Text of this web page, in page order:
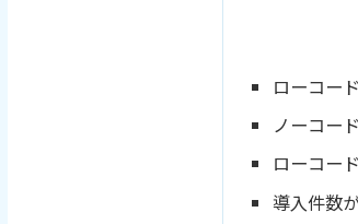
ローコー
ノーコー
ローコー
導入件数